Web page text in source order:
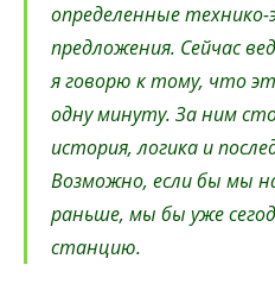
определенные технико-
предложения. Сейчас
я говорю к тому, что
одну минуту. За ним
история, логика и
Возможно, если бы мы
раньше, мы бы уже
станцию.